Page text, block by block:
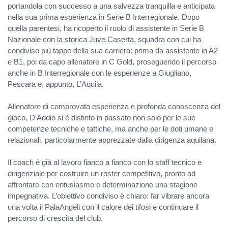
portandola con successo a una salvezza tranquilla e anticipata
nella sua prima esperienza in Serie B Interregionale. Dopo
quella parentesi, ha ricoperto il ruolo di assistente in Serie B
Nazionale con la storica Juve Caserta, squadra con cui ha
condiviso più tappe della sua carriera: prima da assistente in A2
e B1, poi da capo allenatore in C Gold, proseguendo il percorso
anche in B Interregionale con le esperienze a Giugliano,
Pescara e, appunto, L’Aquila.
Allenatore di comprovata esperienza e profonda conoscenza del
gioco, D’Addio si è distinto in passato non solo per le sue
competenze tecniche e tattiche, ma anche per le doti umane e
relazionali, particolarmente apprezzate dalla dirigenza aquilana.
Il coach è già al lavoro fianco a fianco con lo staff tecnico e
dirigenziale per costruire un roster competitivo, pronto ad
affrontare con entusiasmo e determinazione una stagione
impegnativa. L’obiettivo condiviso è chiaro: far vibrare ancora
una volta il PalaAngeli con il calore dei tifosi e continuare il
percorso di crescita del club.